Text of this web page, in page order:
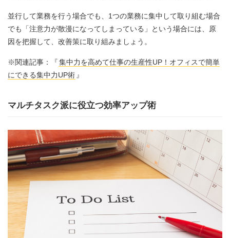
並行して業務を行う場合でも、1つの業務に集中して取り組む場合
でも「注意力が散漫になってしまっている」という場合には、原
因を把握して、改善策に取り組みましょう。
※関連記事：『集中力を高めて仕事の生産性UP！オフィスで簡単
にできる集中力UP術 』
マルチタスク派に役立つ効率アップ術